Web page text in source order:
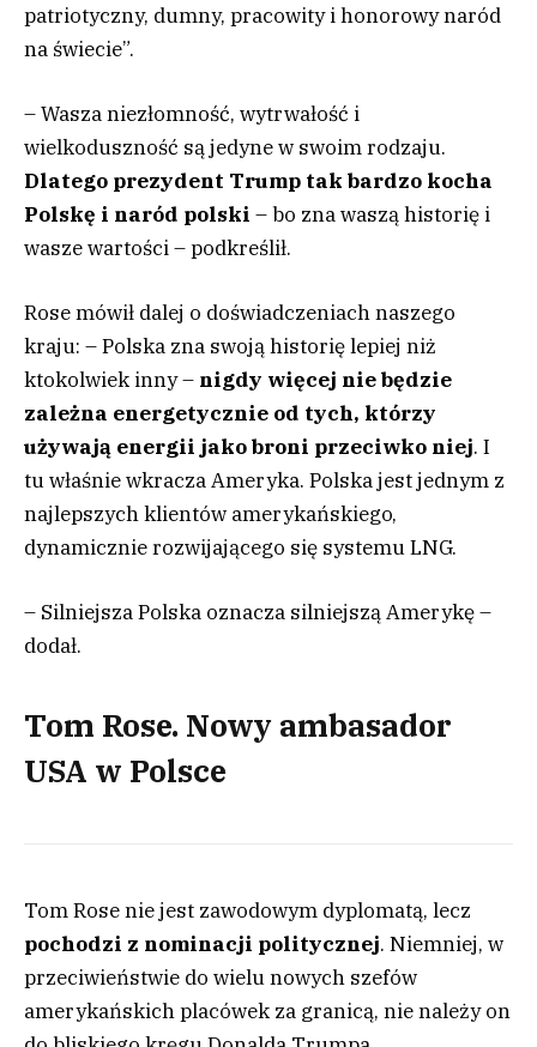
patriotyczny, dumny, pracowity i honorowy naród
na świecie”.
– Wasza niezłomność, wytrwałość i
wielkoduszność są jedyne w swoim rodzaju.
Dlatego prezydent Trump tak bardzo kocha
Polskę i naród polski – bo zna waszą historię i
wasze wartości – podkreślił.
Rose mówił dalej o doświadczeniach naszego
kraju: – Polska zna swoją historię lepiej niż
ktokolwiek inny – nigdy więcej nie będzie
zależna energetycznie od tych, którzy
używają energii jako broni przeciwko niej. I
tu właśnie wkracza Ameryka. Polska jest jednym z
najlepszych klientów amerykańskiego,
dynamicznie rozwijającego się systemu LNG.
– Silniejsza Polska oznacza silniejszą Amerykę –
dodał.
Tom Rose. Nowy ambasador
USA w Polsce
Tom Rose nie jest zawodowym dyplomatą, lecz
pochodzi z nominacji politycznej. Niemniej, w
przeciwieństwie do wielu nowych szefów
amerykańskich placówek za granicą, nie należy on